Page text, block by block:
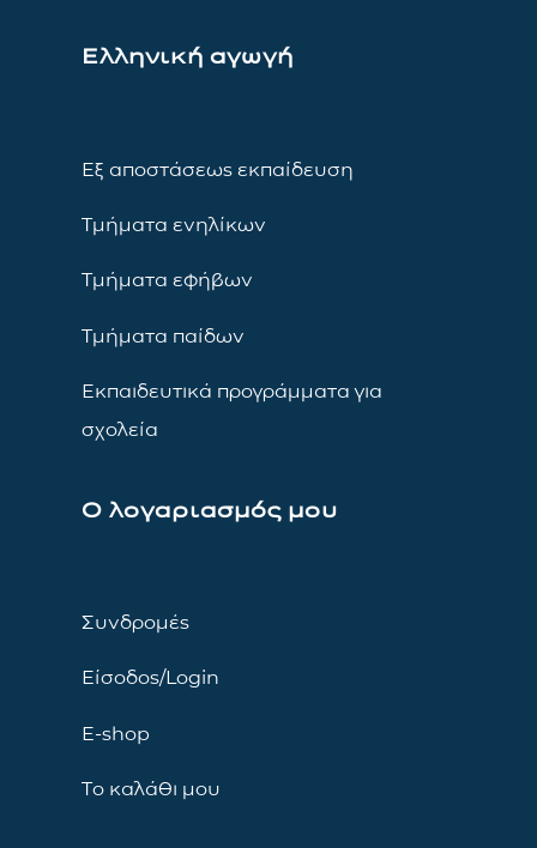
Ελληνική αγωγή
Εξ αποστάσεως εκπαίδευση
Τμήματα ενηλίκων
Τμήματα εφήβων
Τμήματα παίδων
Εκπαιδευτικά προγράμματα για
σχολεία
Ο λογαριασμός μου
Συνδρομές
Είσοδος/Login
E-shop
Το καλάθι μου